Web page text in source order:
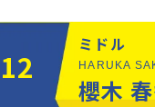
12
ミドル
HARUKA
櫻木